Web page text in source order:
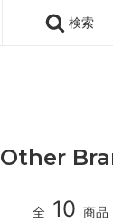
検索
Other
全 10 商品